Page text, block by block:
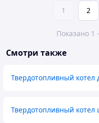
1 2
Показано 1
Смотри также
Твердотопливный котел
Твердотопливный котел